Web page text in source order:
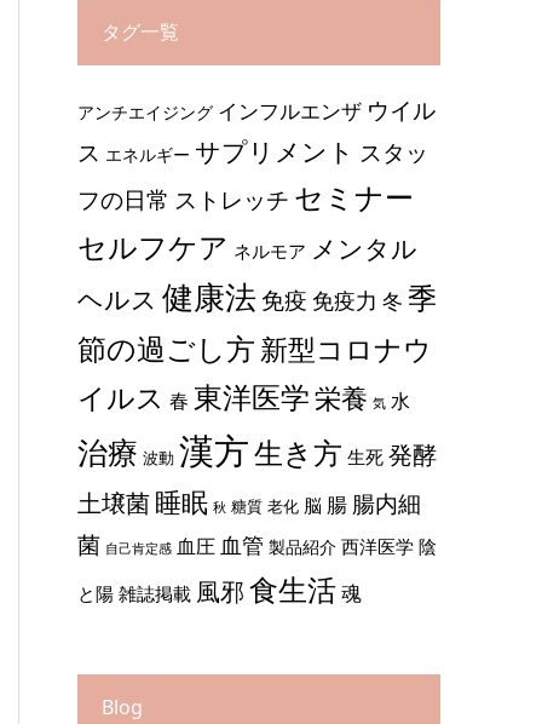
タグ一覧
アンチエイジング インフルエンザ ウイル
ス エネルギー サプリメント スタッ
フの日常 ストレッチ セミナー
セルフケア ネルモア メンタル
ヘルス 健康法免疫 免疫力 冬 季
節の過ごし方新型コロナウ
イルス 春 東洋医学栄養 気 水
治療 波動 漢方生き方 生死発酵
土壌菌睡眠 秋 糖質 老化 脳 腸 腸内細
菌 自己肯定感 血圧 血管 製品紹介 西洋医学陰
と陽雑誌掲載 風邪食生活魂
Blog